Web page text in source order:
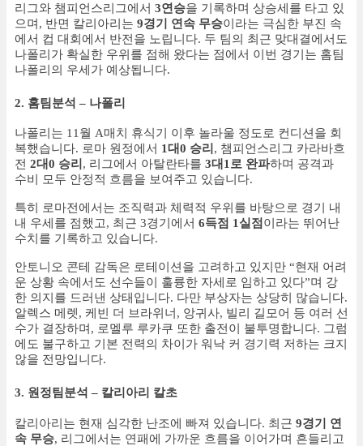
리그와 챔피언스리그에서 3연승을 기록하며 상승세를 타고 있
으며, 반면 칼리아리는 9경기 연속 무승이라는 극심한 부진 속
에서 컵 대회에서 반전을 노립니다. 두 팀의 최근 맞대결에서도
나폴리가 확실한 우위를 점해 왔다는 점에서 이번 경기는 홈팀
나폴리의 우세가 예상됩니다.
2. 홈팀분석 – 나폴리
나폴리는 11월 A매치 휴식기 이후 놀라울 정도로 컨디션을 회
복했습니다. 로마 원정에서 1대0 승리 , 챔피언스리그 카라바흐
전 2대0 승리 , 리그에서 아탈란타를 3대1로 완파하며 공격과
수비 모두 안정적 흐름을 보여주고 있습니다.
특히 로마전에서는 조직력과 체력적 우위를 바탕으로 경기 내
내 우세를 점했고, 최근 3경기에서 6득점 1실점 이라는 뛰어난
수치를 기록하고 있습니다.
안토니오 콘테 감독은 로테이션을 고려하고 있지만 “현재 어려
운 상황 속에서도 선수들이 훌륭한 자세로 임하고 있다”며 강
한 의지를 드러낸 상태입니다. 다만 부상자는 상당히 많습니다.
알렉스 메렛, 케빈 더 브라위너, 앙귀사, 빌리 길모어 등 여러 선
수가 결장하며, 로멜루 루카쿠 또한 출전이 불투명합니다. 그럼
에도 불구하고 기본 전력의 차이가 워낙 커 경기력 저하는 크지
않을 전망입니다.
3. 원정팀분석 – 칼리아리 칼초
칼리아리는 현재 심각한 난조에 빠져 있습니다. 최근 9경기 연
속 무승, 리그에서는 연패에 가까운 흐름을 이어가며 흔들리고